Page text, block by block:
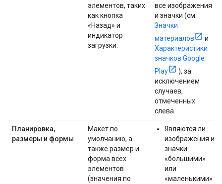
элементов, таких
как кнопка
«Назад» и
индикатор
загрузки.
все изображения
и значки (см.
Значки
материалов
и
Характеристики
значков Google
Play
), за
исключением
случаев,
отмеченных
слева.
Планировка,
размеры и формы
Макет по
умолчанию, а
также размер и
форма всех
элементов
(значения по
Являются ли
изображения и
значки
«большими»
или
«маленькими»